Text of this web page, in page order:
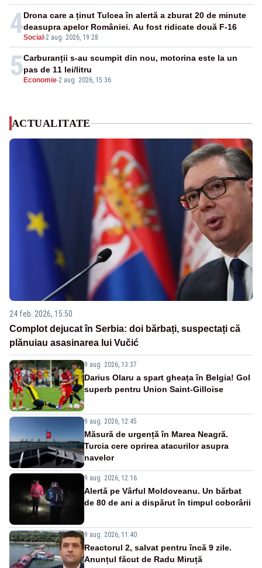
4Social -2 aug. 2026, 19:28
Drona care a ținut Tulcea în alertă a zburat 20 de minute
deasupra apelor României. Au fost ridicate două F-16
5 Economie-2 aug. 2026, 15:36
Carburanții s-au scumpit din nou, motorina este la un
pas de 11 lei/litru
ACTUALITATE
24 feb. 2026, 15:50
Complot dejucat în Serbia: doi bărbați, suspectați că
plănuiau asasinarea lui Vučić
9 aug. 2026, 13:37
Darius Olaru a spart gheața în Belgia! Gol
superb pentru Union Saint-Gilloise
9 aug. 2026, 12:45
Măsură de urgență în Marea Neagră.
Turcia cere oprirea atacurilor asupra
navelor
9 aug. 2026, 12:16
Alertă pe Vârful Moldoveanu. Un bărbat
de 80 de ani a dispărut în timpul coborârii
9 aug. 2026, 11:40
Reactorul 2, salvat pentru încă 9 zile.
Anunțul făcut de Radu Miruță